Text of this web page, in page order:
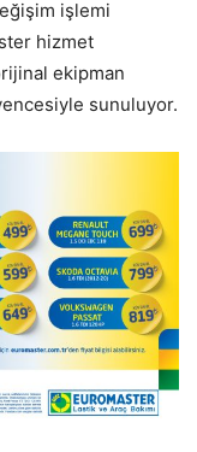
işlemi
hizmet
ekipman
sunuluyor.